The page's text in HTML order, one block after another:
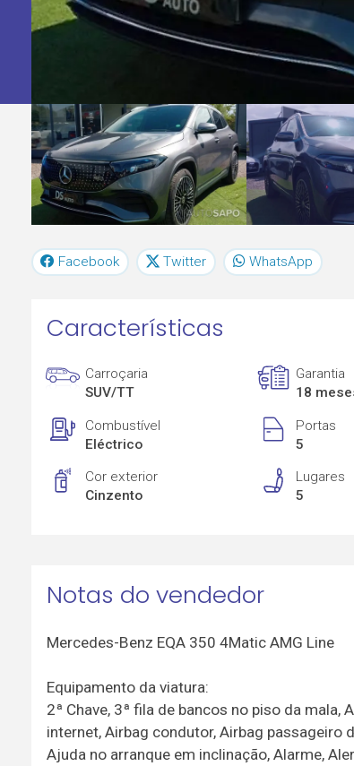
Facebook Twitter WhatsApp
Características
Carroçaria
SUV/TT
Garantia
18
Combustível
Eléctrico
Portas
5
Cor exterior
Cinzento
Lugares
5
Notas do vendedor
Mercedes-Benz EQA 350 4Matic AMG Line
Equipamento da viatura:
2ª Chave, 3ª fila de bancos no piso da
internet, Airbag condutor, Airbag passageiro
Ajuda no arranque em inclinação, Alarme,